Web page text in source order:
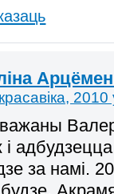
і
за намі.